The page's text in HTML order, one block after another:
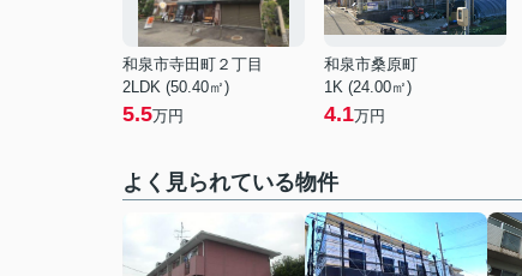
和泉市寺田町２丁目
2LDK (50.40㎡)
5.5万円
和泉市桑原町
1K (24.00㎡)
4.1万円
よく見られている物件